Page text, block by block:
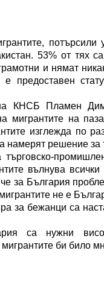
53% от тях
и нямат
КНСБ Пламен
мигрантите на
изглежда по
намерят решение
търговско-
вълнува
за България
не е
за бежанци са
са нужни
би било